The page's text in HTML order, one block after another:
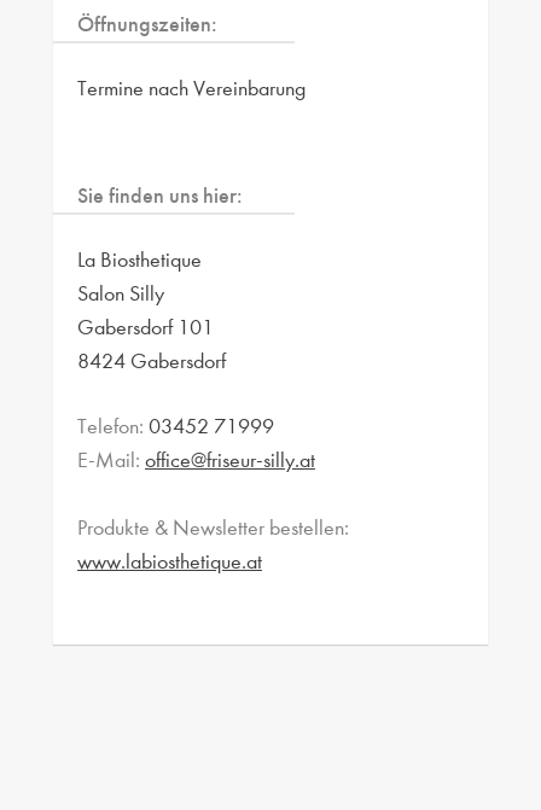
Öffnungszeiten:
Termine nach Vereinbarung
Sie finden uns hier:
La Biosthetique
Salon Silly
Gabersdorf 101
8424 Gabersdorf
Telefon: 03452 71999
E-Mail: office@friseur-silly.at
Produkte & Newsletter bestellen:
www.labiosthetique.at